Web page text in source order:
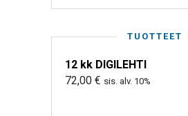
TUOTTEET
12 kk DIGILEHTI
72,00 € sis. alv. 10%